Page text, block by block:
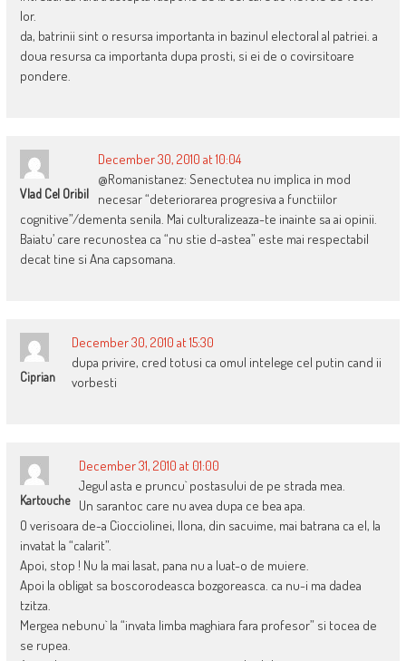
lor.
da, batrinii sint o resursa importanta in bazinul electoral al patriei. a
doua resursa ca importanta dupa prosti, si ei de o covirsitoare
pondere.
Vlad Cel Oribil
December 30, 2010 at 10:04
@Romanistanez: Senectutea nu implica in mod
necesar “deteriorarea progresiva a functiilor
cognitive”/dementa senila. Mai culturalizeaza-te inainte sa ai opinii.
Baiatu’ care recunostea ca “nu stie d-astea” este mai respectabil
decat tine si Ana capsomana.
Ciprian
December 30, 2010 at 15:30
dupa privire, cred totusi ca omul intelege cel putin cand ii
vorbesti
Kartouche
December 31, 2010 at 01:00
Jegul asta e pruncu` postasului de pe strada mea.
Un sarantoc care nu avea dupa ce bea apa.
O verisoara de-a Ciocciolinei, Ilona, din sacuime, mai batrana ca el, la
invatat la “calarit”.
Apoi, stop ! Nu la mai lasat, pana nu a luat-o de muiere.
Apoi la obligat sa boscorodeasca bozgoreasca. ca nu-i ma dadea
tzitza.
Mergea nebunu` la “invata limba maghiara fara profesor” si tocea de
se rupea.